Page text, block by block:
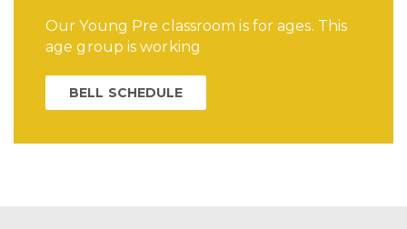
Our Young Pre classroom is for ages. This
age group is working
BELL SCHEDULE